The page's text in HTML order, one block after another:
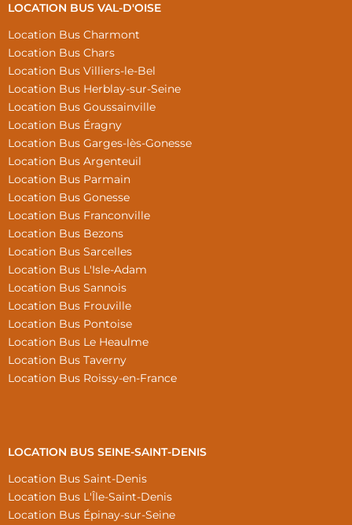
LOCATION BUS VAL-D'OISE
Location Bus Charmont
Location Bus Chars
Location Bus Villiers-le-Bel
Location Bus Herblay-sur-Seine
Location Bus Goussainville
Location Bus Éragny
Location Bus Garges-lès-Gonesse
Location Bus Argenteuil
Location Bus Parmain
Location Bus Gonesse
Location Bus Franconville
Location Bus Bezons
Location Bus Sarcelles
Location Bus L'Isle-Adam
Location Bus Sannois
Location Bus Frouville
Location Bus Pontoise
Location Bus Le Heaulme
Location Bus Taverny
Location Bus Roissy-en-France
LOCATION BUS SEINE-SAINT-DENIS
Location Bus Saint-Denis
Location Bus L'Île-Saint-Denis
Location Bus Épinay-sur-Seine